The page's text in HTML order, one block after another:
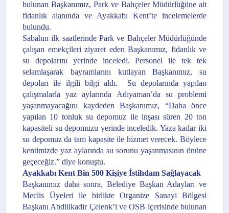
bulunan Başkanımız, Park ve Bahçeler Müdürlüğüne ait
fidanlık alanında ve Ayakkabı Kent’te incelemelerde
bulundu.
Sabahın ilk saatlerinde Park ve Bahçeler Müdürlüğünde
çalışan emekçileri ziyaret eden Başkanımız, fidanlık ve
su depolarını yerinde inceledi. Personel ile tek tek
selamlaşarak bayramlarını kutlayan Başkanımız, su
depoları ile ilgili bilgi aldı. Su depolarında yapılan
çalışmalarla yaz aylarında Adıyaman’da su problemi
yaşanmayacağını kaydeden Başkanımız, “Daha önce
yapılan 10 tonluk su depomuz ile inşası süren 20 ton
kapasiteli su depomuzu yerinde inceledik. Yaza kadar iki
su depomuz da tam kapasite ile hizmet verecek. Böylece
kentimizde yaz aylarında su sorunu yaşanmasının önüne
geçeceğiz.” diye konuştu.
Ayakkabı Kent Bin 500 Kişiye İstihdam Sağlayacak
Başkanımız daha sonra, Belediye Başkan Adayları ve
Meclis Üyeleri ile birlikte Organize Sanayi Bölgesi
Başkanı Abdülkadir Çelenk’i ve OSB içerisinde bulunan